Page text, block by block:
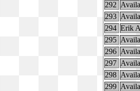
292
293
294 Erik
295
296
297
298
299